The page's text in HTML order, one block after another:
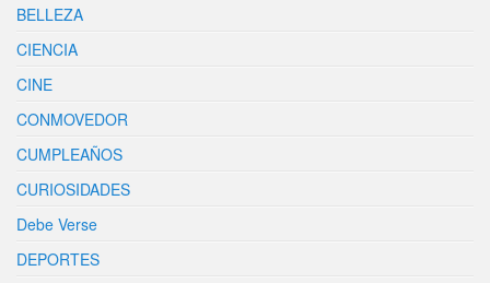
BELLEZA
CIENCIA
CINE
CONMOVEDOR
CUMPLEAÑOS
CURIOSIDADES
Debe Verse
DEPORTES